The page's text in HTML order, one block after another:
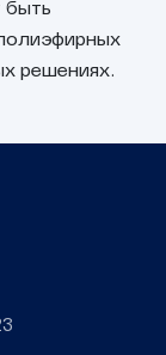
быть
решениях.